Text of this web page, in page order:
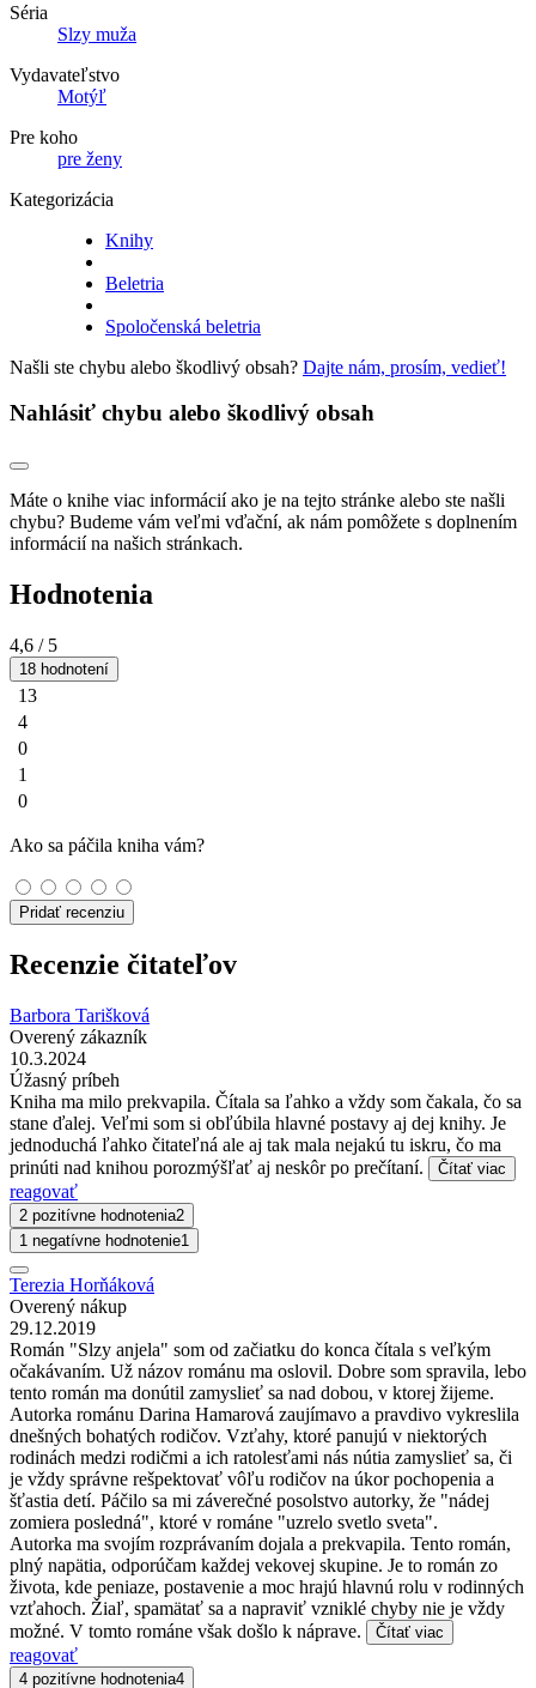
Séria
Slzy muža
Vydavateľstvo
Motýľ
Pre koho
pre ženy
Kategorizácia
Knihy
Beletria
Spoločenská beletria
Našli ste chybu alebo škodlivý obsah? Dajte nám, prosím, vedieť!
Nahlásiť chybu alebo škodlivý obsah
Máte o knihe viac informácií ako je na tejto stránke alebo ste našli
chybu? Budeme vám veľmi vďační, ak nám pomôžete s doplnením
informácií na našich stránkach.
Hodnotenia
4,6 / 5
18 hodnotení
13
4
0
1
0
Ako sa páčila kniha vám?
Pridať recenziu
Recenzie čitateľov
Barbora Tarišková
Overený zákazník
10.3.2024
Úžasný príbeh
Kniha ma milo prekvapila. Čítala sa ľahko a vždy som čakala, čo sa
stane ďalej. Veľmi som si obľúbila hlavné postavy aj dej knihy. Je
jednoduchá ľahko čitateľná ale aj tak mala nejakú tu iskru, čo ma
prinúti nad knihou porozmýšľať aj neskôr po prečítaní.
Čítať viac
reagovať
2 pozitívne hodnotenia2
1 negatívne hodnotenie1
Terezia Horňáková
Overený nákup
29.12.2019
Román "Slzy anjela" som od začiatku do konca čítala s veľkým
očakávaním. Už názov románu ma oslovil. Dobre som spravila, lebo
tento román ma donútil zamyslieť sa nad dobou, v ktorej žijeme.
Autorka románu Darina Hamarová zaujímavo a pravdivo vykreslila
dnešných bohatých rodičov. Vzťahy, ktoré panujú v niektorých
rodinách medzi rodičmi a ich ratolesťami nás nútia zamyslieť sa, či
je vždy správne rešpektovať vôľu rodičov na úkor pochopenia a
šťastia detí. Páčilo sa mi záverečné posolstvo autorky, že "nádej
zomiera posledná", ktoré v románe "uzrelo svetlo sveta".
Autorka ma svojím rozprávaním dojala a prekvapila. Tento román,
plný napätia, odporúčam každej vekovej skupine. Je to román zo
života, kde peniaze, postavenie a moc hrajú hlavnú rolu v rodinných
vzťahoch. Žiaľ, spamätať sa a napraviť vzniklé chyby nie je vždy
možné. V tomto románe však došlo k náprave.
Čítať viac
reagovať
4 pozitívne hodnotenia4